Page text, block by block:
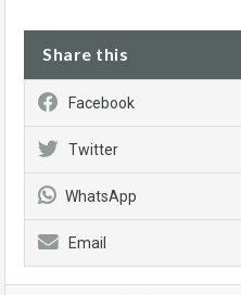
Share this
Facebook
Twitter
WhatsApp
Email